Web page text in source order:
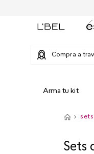
Compra a
Arma tu kit
sets
Sets